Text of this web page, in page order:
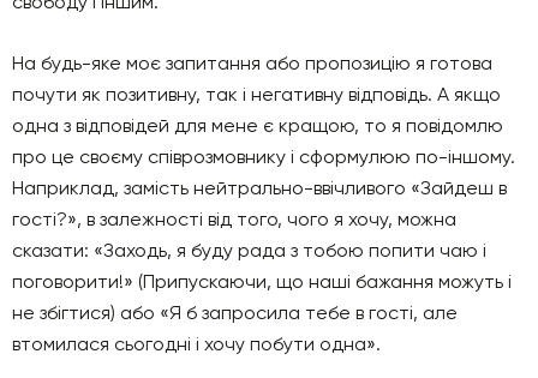
На будь-яке моє запитання або пропозицію я готова
почути як позитивну, так і негативну відповідь. А якщо
одна з відповідей для мене є кращою, то я повідомлю
про це своєму співрозмовнику і сформулюю по-іншому.
Наприклад, замість нейтрально-ввічливого «Зайдеш в
гості?», в залежності від того, чого я хочу, можна
сказати: «Заходь, я буду рада з тобою попити чаю і
поговорити!» (Припускаючи, що наші бажання можуть і
не збігтися) або «Я б запросила тебе в гості, але
втомилася сьогодні і хочу побути одна».